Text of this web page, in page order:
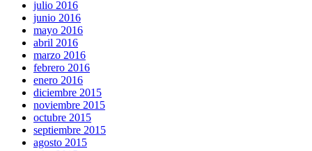
julio 2016
junio 2016
mayo 2016
abril 2016
marzo 2016
febrero 2016
enero 2016
diciembre 2015
noviembre 2015
octubre 2015
septiembre 2015
agosto 2015